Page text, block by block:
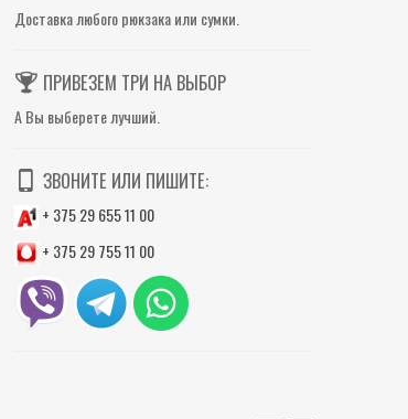
Доставка любого рюкзака или сумки.
ПРИВЕЗЕМ ТРИ НА ВЫБОР
А Вы выберете лучший.
ЗВОНИТЕ ИЛИ ПИШИТЕ:
+ 375 29 655 11 00
+ 375 29 755 11 00